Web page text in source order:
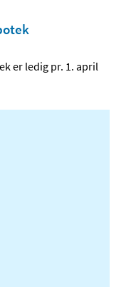
er ledig pr. 1. april